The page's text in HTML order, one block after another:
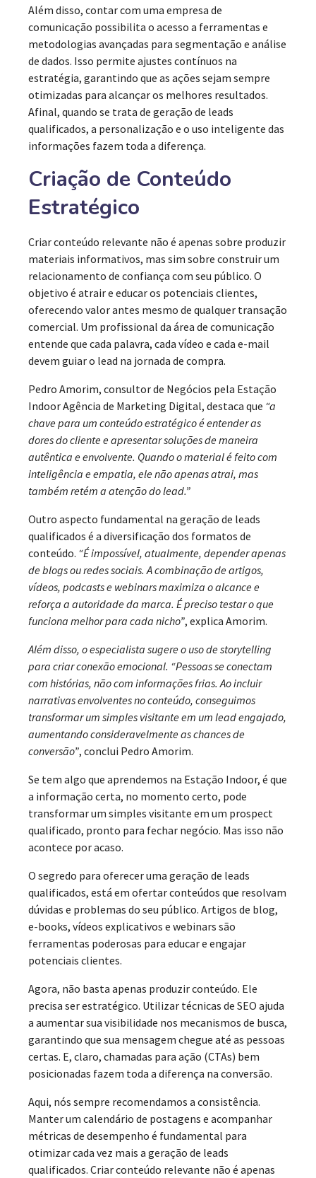
Além disso, contar com uma empresa de
comunicação possibilita o acesso a ferramentas e
metodologias avançadas para segmentação e análise
de dados. Isso permite ajustes contínuos na
estratégia, garantindo que as ações sejam sempre
otimizadas para alcançar os melhores resultados.
Afinal, quando se trata de geração de leads
qualificados, a personalização e o uso inteligente das
informações fazem toda a diferença.
Criação de Conteúdo
Estratégico
Criar conteúdo relevante não é apenas sobre produzir
materiais informativos, mas sim sobre construir um
relacionamento de confiança com seu público. O
objetivo é atrair e educar os potenciais clientes,
oferecendo valor antes mesmo de qualquer transação
comercial. Um profissional da área de comunicação
entende que cada palavra, cada vídeo e cada e-mail
devem guiar o lead na jornada de compra.
Pedro Amorim, consultor de Negócios pela Estação
Indoor Agência de Marketing Digital, destaca que “a
chave para um conteúdo estratégico é entender as
dores do cliente e apresentar soluções de maneira
autêntica e envolvente. Quando o material é feito com
inteligência e empatia, ele não apenas atrai, mas
também retém a atenção do lead.”
Outro aspecto fundamental na geração de leads
qualificados é a diversificação dos formatos de
conteúdo. “É impossível, atualmente, depender apenas
de blogs ou redes sociais. A combinação de artigos,
vídeos, podcasts e webinars maximiza o alcance e
reforça a autoridade da marca. É preciso testar o que
funciona melhor para cada nicho”, explica Amorim.
Além disso, o especialista sugere o uso de storytelling
para criar conexão emocional. “Pessoas se conectam
com histórias, não com informações frias. Ao incluir
narrativas envolventes no conteúdo, conseguimos
transformar um simples visitante em um lead engajado,
aumentando consideravelmente as chances de
conversão”, conclui Pedro Amorim.
Se tem algo que aprendemos na Estação Indoor, é que
a informação certa, no momento certo, pode
transformar um simples visitante em um prospect
qualificado, pronto para fechar negócio. Mas isso não
acontece por acaso.
O segredo para oferecer uma geração de leads
qualificados, está em ofertar conteúdos que resolvam
dúvidas e problemas do seu público. Artigos de blog,
e-books, vídeos explicativos e webinars são
ferramentas poderosas para educar e engajar
potenciais clientes.
Agora, não basta apenas produzir conteúdo. Ele
precisa ser estratégico. Utilizar técnicas de SEO ajuda
a aumentar sua visibilidade nos mecanismos de busca,
garantindo que sua mensagem chegue até as pessoas
certas. E, claro, chamadas para ação (CTAs) bem
posicionadas fazem toda a diferença na conversão.
Aqui, nós sempre recomendamos a consistência.
Manter um calendário de postagens e acompanhar
métricas de desempenho é fundamental para
otimizar cada vez mais a geração de leads
qualificados. Criar conteúdo relevante não é apenas